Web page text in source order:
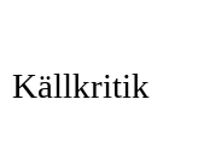
Källkritik